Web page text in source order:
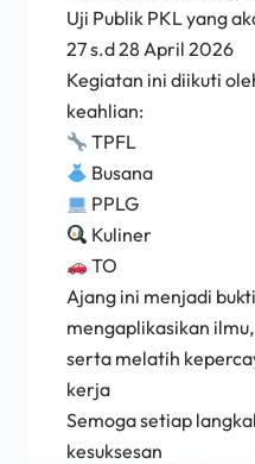
Uji Publik PKL yang
27 s.d 28 April 2026
Kegiatan ini diikuti
keahlian:
TPFL
Busana
PPLG
Kuliner
TO
Ajang ini menjadi
mengaplikasikan
serta melatih
kerja
Semoga setiap
kesuksesan